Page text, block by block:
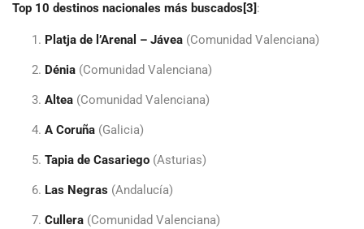
Top 10 destinos nacionales más buscados[3] :
Platja de l’Arenal – Jávea (Comunidad Valenciana)
Dénia (Comunidad Valenciana)
Altea (Comunidad Valenciana)
A Coruña (Galicia)
Tapia de Casariego (Asturias)
Las Negras (Andalucía)
Cullera (Comunidad Valenciana)